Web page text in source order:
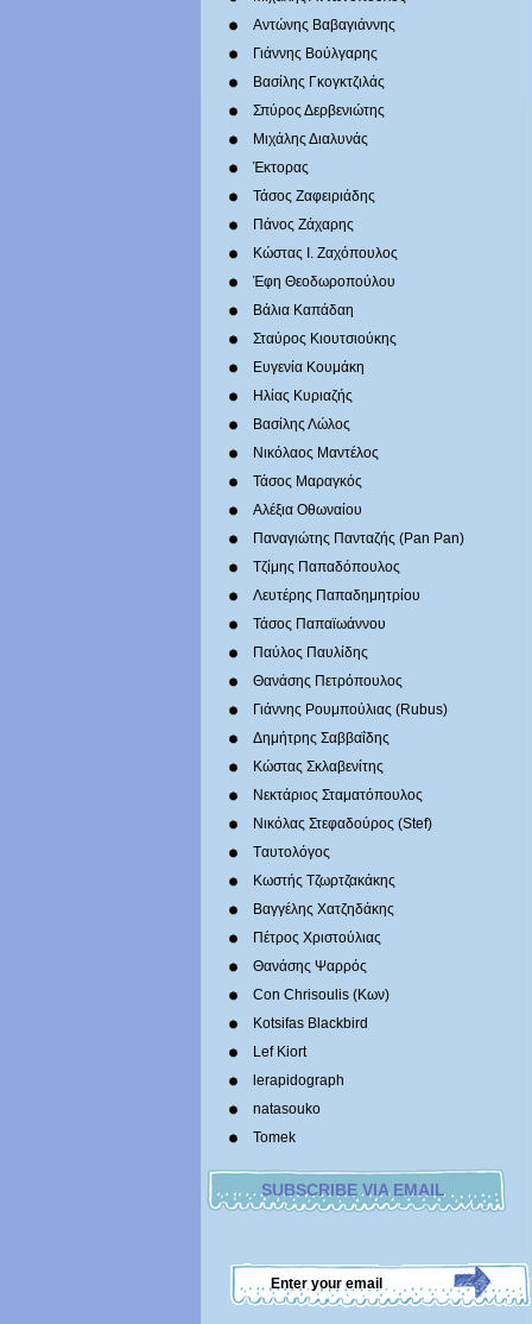
Αντώνης Βαβαγιάννης
Γιάννης Βούλγαρης
Βασίλης Γκογκτζιλάς
Σπύρος Δερβενιώτης
Mιχάλης Διαλυνάς
Έκτορας
Τάσος Ζαφειριάδης
Πάνος Ζάχαρης
Κώστας Ι. Ζαχόπουλoς
Έφη Θεοδωροπούλου
Βάλια Καπάδαη
Σταύρος Κιουτσιούκης
Ευγενία Κουμάκη
Ηλίας Κυριαζής
Βασίλης Λώλος
Νικόλαος Μαντέλος
Τάσος Μαραγκός
Αλέξια Οθωναίου
Παναγιώτης Πανταζής (Pan Pan)
Τζίμης Παπαδόπουλος
Λευτέρης Παπαδημητρίου
Τάσος Παπαϊωάννου
Παύλος Παυλίδης
Θανάσης Πετρόπουλος
Γιάννης Ρουμπούλιας (Rubus)
Δημήτρης Σαββαΐδης
Κώστας Σκλαβενίτης
Νεκτάριος Σταματόπουλος
Νικόλας Στεφαδούρος (Stef)
Tαυτολόγος
Κωστής Τζωρτζακάκης
Βαγγέλης Χατζηδάκης
Πέτρος Χριστούλιας
Θανάσης Ψαρρός
Con Chrisoulis (Κων)
Kotsifas Blackbird
Lef Kiort
lerapidograph
natasouko
Tomek
SUBSCRIBE VIA EMAIL